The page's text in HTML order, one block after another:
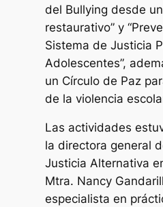
del Bullying desde
restaurativo” y
Sistema de Justicia
Adolescentes”,
un Círculo de Paz
de la violencia
Las actividades
la directora general
Justicia Alternativa
Mtra. Nancy
especialista en